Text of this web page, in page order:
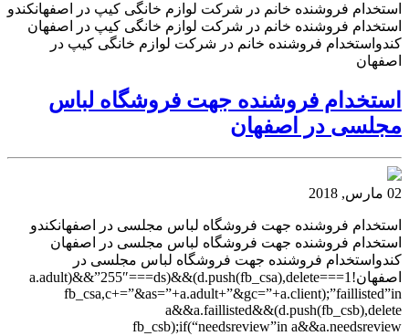
استخدام فروشنده خانم در شرکت لوازم خانگی کیپ در اصفهانکندو
استخدام فروشنده خانم در شرکت لوازم خانگی کیپ در اصفهان
کندواستخدام فروشنده خانم در شرکت لوازم خانگی کیپ در
اصفهان
استخدام فروشنده جهت فروشگاه لباس
مجلسی در اصفهان
02 مارس, 2018
استخدام فروشنده جهت فروشگاه لباس مجلسی در اصفهانکندو
استخدام فروشنده جهت فروشگاه لباس مجلسی در اصفهان
کندواستخدام فروشنده جهت فروشگاه لباس مجلسی در
اصفهان!1===a.adult)&&”255″===ds)&&(d.push(fb_csa),delete
fb_csa,c+=”&as=”+a.adult+”&gc=”+a.client);”faillisted”in
a&&a.faillisted&&(d.push(fb_csb),delete
fb_csb);if(“needsreview”in a&&a.needsreview